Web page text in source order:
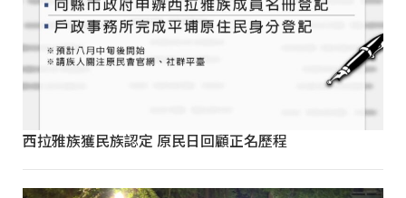
西拉雅族獲民族認定 原民日回顧正名歷程